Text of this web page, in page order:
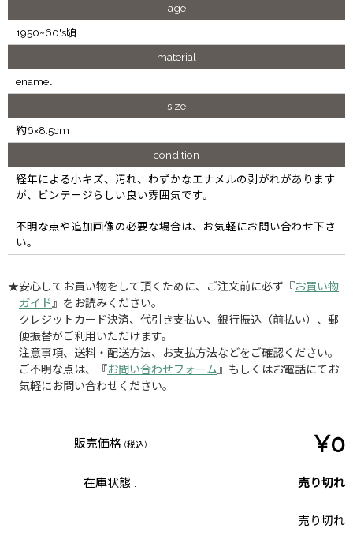
age
1950~60's頃
material
enamel
size
約6×8.5cm
condition
経年による小キズ、汚れ、わずかなエナメルの剥がれがあります
が、ビンテージらしい良い雰囲気です。
不明な点や追加画像の必要な場合は、お気軽にお問い合わせ下さ
い。
★安心してお買い物をして頂くために、ご注文前に必ず『お買い物
ガイド 』をお読みください。
クレジットカード決済、代引き支払い、銀行振込（前払い）、郵
便振替がご利用いただけます。
注意事項、送料・配送方法、お支払方法などをご確認ください。
ご不明な点は、『お問い合わせフォーム 』もしくはお電話にてお
気軽にお問い合わせください。
販売価格 (税込) ¥0
在庫状態 : 売り切れ
売り切れ